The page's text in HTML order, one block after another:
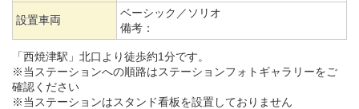
設置車両
ベーシック／ソリオ
備考：
「西焼津駅」北口より徒歩約1分です。
※当ステーションへの順路はステーションフォトギャラリーをご
確認ください
※当ステーションはスタンド看板を設置しておりません